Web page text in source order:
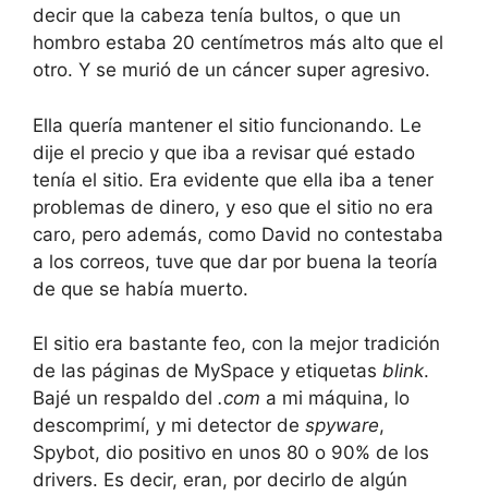
decir que la cabeza tenía bultos, o que un
hombro estaba 20 centímetros más alto que el
otro. Y se murió de un cáncer super agresivo.
Ella quería mantener el sitio funcionando. Le
dije el precio y que iba a revisar qué estado
tenía el sitio. Era evidente que ella iba a tener
problemas de dinero, y eso que el sitio no era
caro, pero además, como David no contestaba
a los correos, tuve que dar por buena la teoría
de que se había muerto.
El sitio era bastante feo, con la mejor tradición
de las páginas de MySpace y etiquetas blink.
Bajé un respaldo del .com a mi máquina, lo
descomprimí, y mi detector de spyware,
Spybot, dio positivo en unos 80 o 90% de los
drivers. Es decir, eran, por decirlo de algún